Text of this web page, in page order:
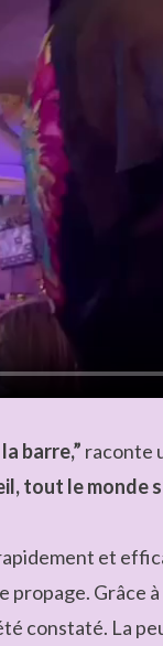
barre,” raconte
tout le monde
et
propage.
constaté. La